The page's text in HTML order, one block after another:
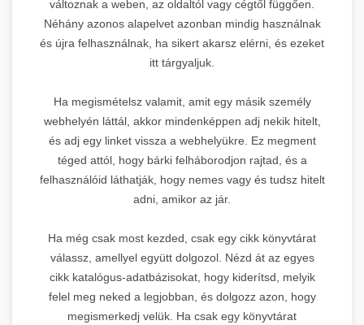
változnak a weben, az oldaltól vagy cégtől függően.
Néhány azonos alapelvet azonban mindig használnak
és újra felhasználnak, ha sikert akarsz elérni, és ezeket
itt tárgyaljuk.
Ha megismételsz valamit, amit egy másik személy
webhelyén láttál, akkor mindenképpen adj nekik hitelt,
és adj egy linket vissza a webhelyükre. Ez megment
téged attól, hogy bárki felháborodjon rajtad, és a
felhasználóid láthatják, hogy nemes vagy és tudsz hitelt
adni, amikor az jár.
Ha még csak most kezded, csak egy cikk könyvtárat
válassz, amellyel együtt dolgozol. Nézd át az egyes
cikk katalógus-adatbázisokat, hogy kiderítsd, melyik
felel meg neked a legjobban, és dolgozz azon, hogy
megismerkedj velük. Ha csak egy könyvtárat